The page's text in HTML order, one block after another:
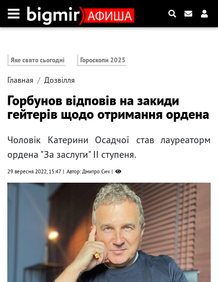
Яке свято сьогодні Гороскопи 2025
Главная Дозвілля
Горбунов відповів на закиди
гейтерів щодо отримання ордена
Чоловік Катерини Осадчої став лауреаторм
ордена "За заслуги" ІІ ступеня.
29 вересня 2022, 15:47 Автор: Дмитро Сич